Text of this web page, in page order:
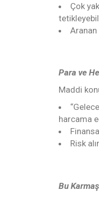
Çok
Para ve
Maddi
harcama
Risk
Bu